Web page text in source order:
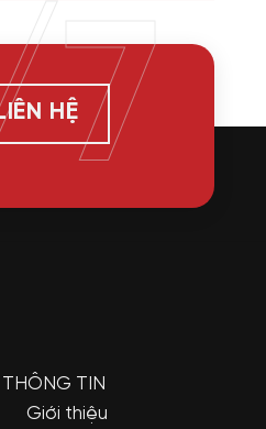
HỆ
THÔNG TIN
Giới thiệu